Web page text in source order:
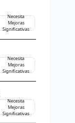
Necesita
Mejoras
Significativas
Necesita
Mejoras
Significativas
Necesita
Mejoras
Significativas